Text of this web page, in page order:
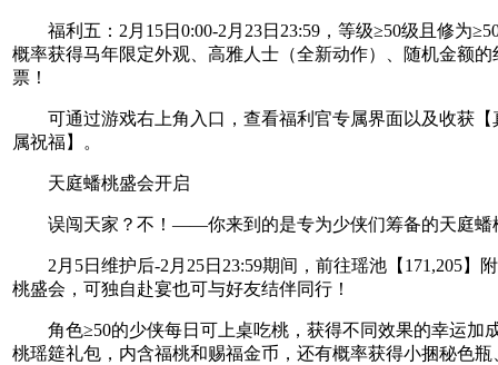
福利五：2月15日0:00-2月23日23:59，等级≥50级且修为
概率获得马年限定外观、高雅人士（全新动作）、随机金额的
票！
可通过游戏右上角入口，查看福利官专属界面以及收获【
属祝福】。
天庭蟠桃盛会开启
误闯天家？不！——你来到的是专为少侠们筹备的天庭蟠
2月5日维护后-2月25日23:59期间，前往瑶池【171,205】
桃盛会，可独自赴宴也可与好友结伴同行！
角色≥50的少侠每日可上桌吃桃，获得不同效果的幸运加
桃瑶筵礼包，内含福桃和赐福金币，还有概率获得小捆秘色瓶